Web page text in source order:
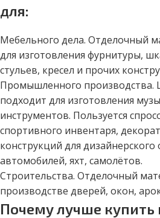
для:
Мебельного дела. Отделочный
для изготовления фурнитуры,
стульев, кресел и прочих
Промышленного производства.
подходит для изготовления
инструментов. Пользуется
спортивного инвентаря,
конструкций для
автомобилей, яхт, самолётов.
Строительства. Отделочный
производстве дверей, окон,
Почему лучше